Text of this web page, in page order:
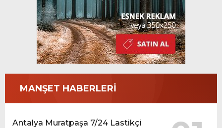
MANŞET HABERLERİ
Antalya Muratpaşa 7/24 Lastikçi